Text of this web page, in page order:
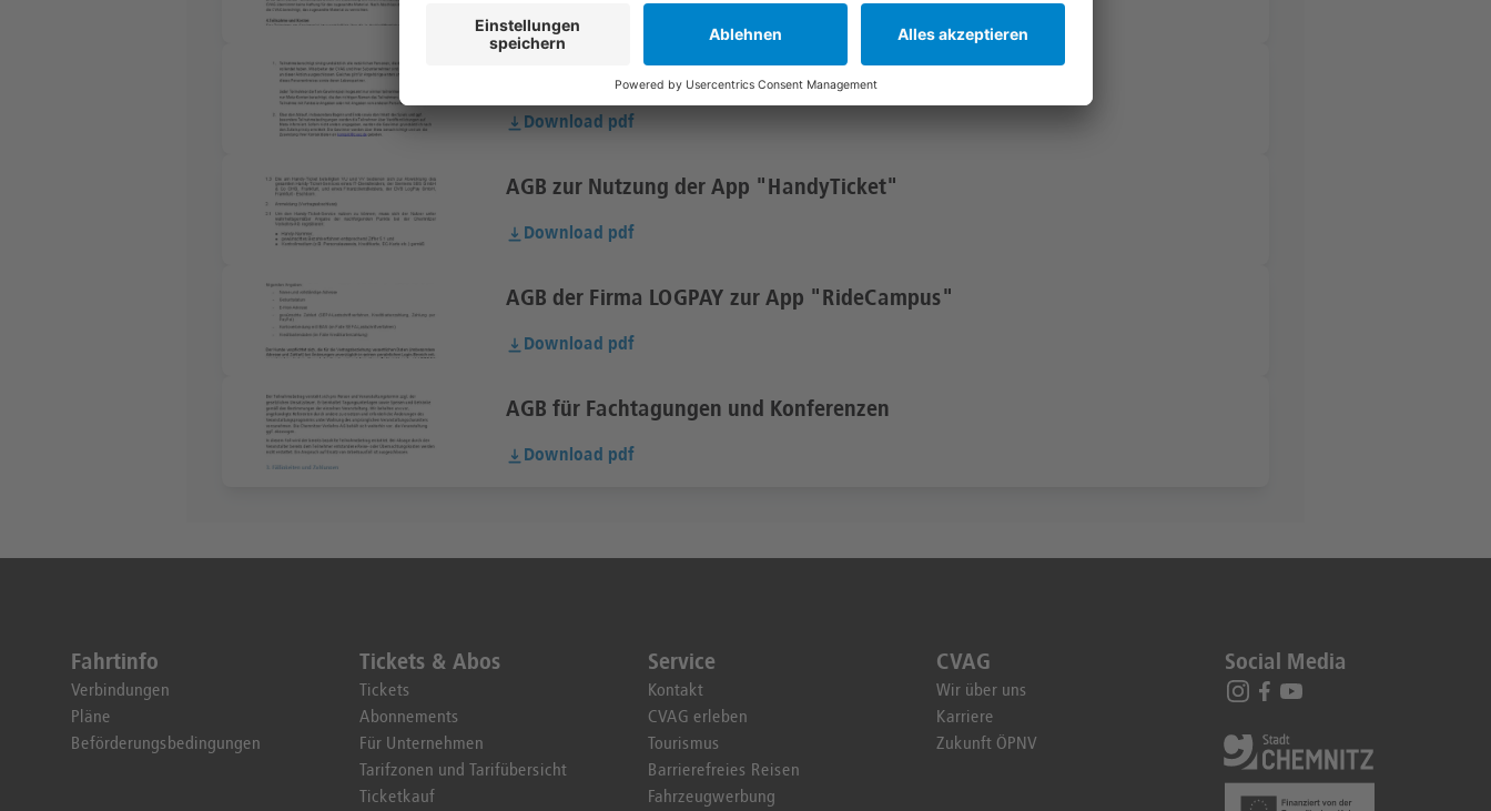
Teilnahmebedingungen für Meta-Gewinnspiele
Download pdf
AGB zur Nutzung der App "HandyTicket"
Download pdf
AGB der Firma LOGPAY zur App "RideCampus"
Download pdf
AGB für Fachtagungen und Konferenzen
Download pdf
Fahrtinfo
Verbindungen
Pläne
Beförderungsbedingungen
Tickets & Abos
Tickets
Abonnements
Für Unternehmen
Tarifzonen und Tarifübersicht
Ticketkauf
Service
Kontakt
CVAG erleben
Tourismus
Barrierefreies Reisen
Fahrzeugwerbung
CVAG
Wir über uns
Karriere
Zukunft ÖPNV
Social Media